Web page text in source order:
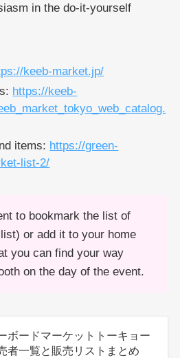
in the do-it-yourself
keeb-market.jp/
https://keeb-
items: https://green-
list-2/
to bookmark the list of
or add it to your home
you can find your way
on the day of the event.
ボードマーケットトーキョー
者一覧と販売リストまとめ